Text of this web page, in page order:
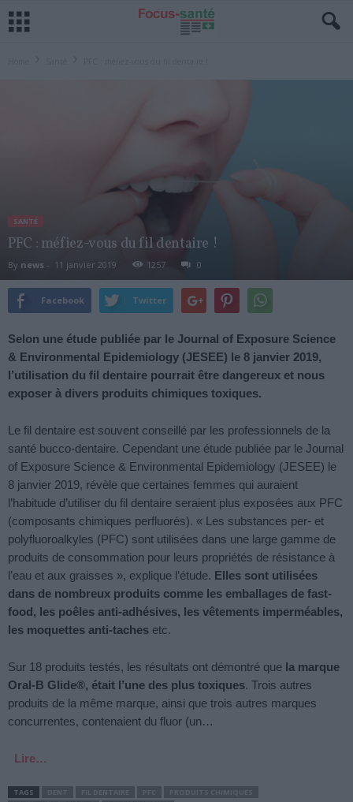
SANTÉ
PFC : méfiez-vous du fil dentaire !
By news - 11 janvier 2019 1257 0
Facebook Twitter
Selon une étude publiée par le Journal of Exposure Science
& Environmental Epidemiology (JESEE) le 8 janvier 2019,
l’utilisation du fil dentaire pourrait être dangereux et nous
exposer à divers produits chimiques toxiques.
Le fil dentaire est souvent conseillé par les professionnels de la
santé bucco-dentaire. Cependant une étude publiée par le Journal
of Exposure Science & Environmental Epidemiology (JESEE) le
8 janvier 2019, révèle que certaines femmes qui auraient
l’habitude d’utiliser du fil dentaire seraient plus exposées aux PFC
(composants chimiques perfluorés). « Les substances per- et
polyfluoroalkyles (PFC) sont utilisées dans une large gamme de
produits de consommation pour leurs propriétés de résistance à
l’eau et aux graisses », explique l’étude. Elles sont utilisées
dans de nombreux produits comme les emballages de fast-
food, les poêles anti-adhésives, les vêtements imperméables,
les moquettes anti-taches etc.
Sur 18 produits testés, les résultats ont démontré que la marque
Oral-B Glide®, était l’une des plus toxiques. Trois autres
produits de la même marque, ainsi que trois autres marques
concurrentes, contenaient du fluor (un…
Lire…
TAGS